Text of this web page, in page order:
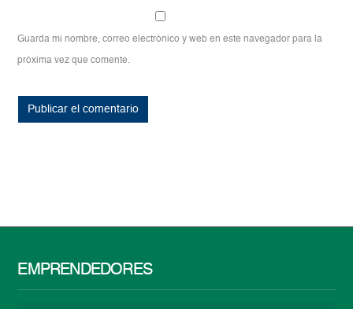
Guarda mi nombre, correo electrónico y web en este navegador para la
próxima vez que comente.
EMPRENDEDORES